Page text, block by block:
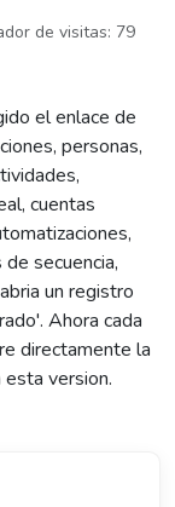
de visitas: 79
el enlace de
personas,
cuentas
secuencia,
un registro
Ahora cada
directamente la
esta version.